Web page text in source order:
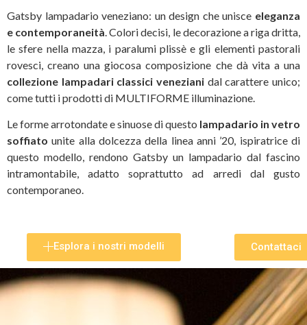
Gatsby lampadario veneziano: un design che unisce eleganza
e contemporaneità. Colori decisi, le decorazione a riga dritta,
le sfere nella mazza, i paralumi plissè e gli elementi pastorali
rovesci, creano una giocosa composizione che dà vita a una
collezione lampadari classici veneziani dal carattere unico;
come tutti i prodotti di MULTIFORME illuminazione.
Le forme arrotondate e sinuose di questo lampadario in vetro
soffiato unite alla dolcezza della linea anni ’20, ispiratrice di
questo modello, rendono Gatsby un lampadario dal fascino
intramontabile, adatto soprattutto ad arredi dal gusto
contemporaneo.
Esplora i nostri modelli Contattaci